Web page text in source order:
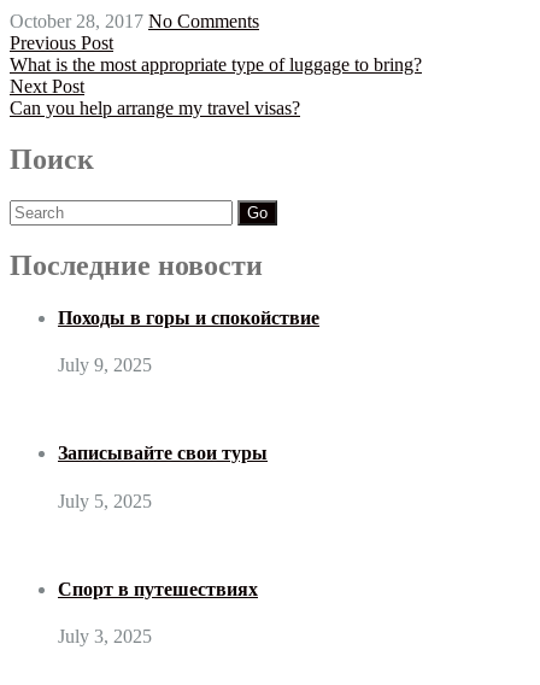
October 28, 2017 No Comments
Previous Post
What is the most appropriate type of luggage to bring?
Next Post
Can you help arrange my travel visas?
Поиск
Search
for:
Последние новости
Походы в горы и спокойствие
July 9, 2025
Записывайте свои туры
July 5, 2025
Спорт в путешествиях
July 3, 2025